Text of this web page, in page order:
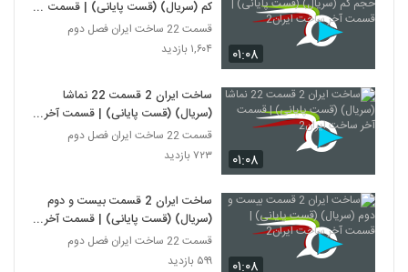
۰۱:۰۸
کم (سریال) (قست پایانی) | قسمت
آخر ساخت ایران2
قسمت 22 ساخت ایران فصل دوم
۱,۶۰۴ بازدید
۰۱:۰۸
ساخت ایران 2 قسمت 22 نماشا
(سریال) (قست پایانی) | قسمت آخر
ساخت ایران2
قسمت 22 ساخت ایران فصل دوم
۷۲۳ بازدید
۰۱:۰۸
ساخت ایران 2 قسمت بیست و دوم
(سریال) (قست پایانی) | قسمت آخر
ساخت ایران2
قسمت 22 ساخت ایران فصل دوم
۵۹۹ بازدید